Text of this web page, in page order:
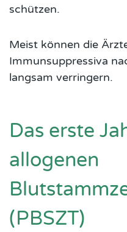
schützen.
Meist können die
Immunsuppressiva
langsam verringern.
Das erste
allogenen
(PBSZT)